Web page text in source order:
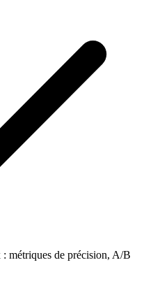
métriques de précision, A/B